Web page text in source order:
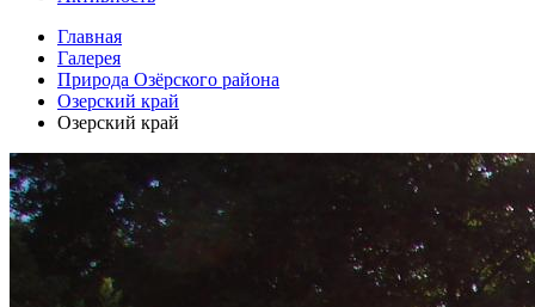
Главная
Галерея
Природа Озёрского района
Озерский край
Озерский край